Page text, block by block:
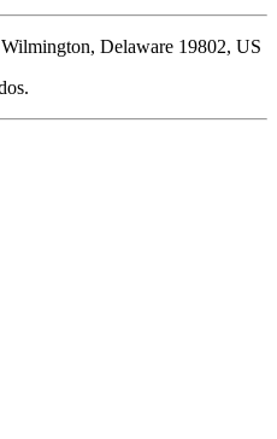
Delaware 19802, US